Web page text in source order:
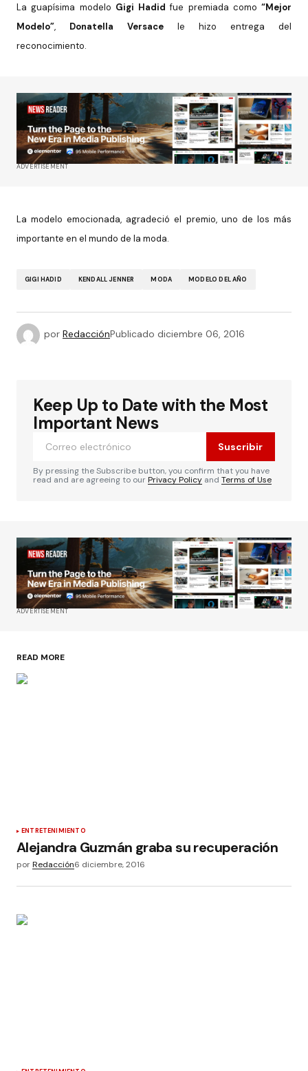
La guapísima modelo Gigi Hadid fue premiada como “Mejor
Modelo”, Donatella Versace le hizo entrega del
reconocimiento.
ADVERTISEMENT
La modelo emocionada, agradeció el premio, uno de los más
importante en el mundo de la moda.
GIGI HADID KENDALL JENNER MODA MODELO DEL AÑO
por RedacciónPublicado diciembre 06, 2016
Keep Up to Date with the Most
Important News
Suscribir
By pressing the Subscribe button, you confirm that you have
read and are agreeing to ourPrivacy Policy and Terms of Use
ADVERTISEMENT
READ MORE
ENTRETENIMIENTO
Alejandra Guzmán graba su recuperación
porRedacción6 diciembre, 2016